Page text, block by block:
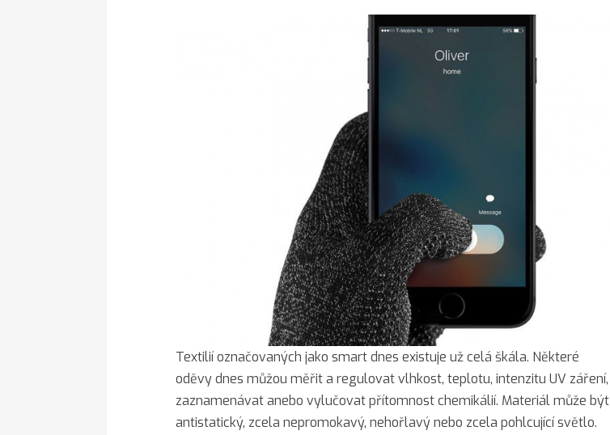
Textilií označovaných jako smart dnes existuje už celá škála. Některé
oděvy dnes můžou měřit a regulovat vlhkost, teplotu, intenzitu UV záření,
zaznamenávat anebo vylučovat přítomnost chemikálií. Materiál může být
antistatický, zcela nepromokavý, nehořlavý nebo zcela pohlcující světlo.